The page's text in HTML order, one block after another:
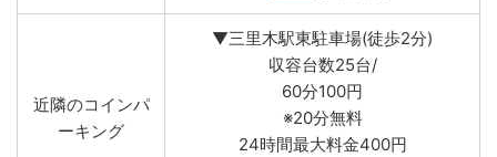
近隣のコインパ
ーキング
▼三里木駅東駐車場(徒歩2分)
収容台数25台/
60分100円
※20分無料
24時間最大料金400円